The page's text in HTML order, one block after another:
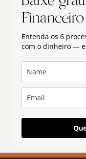
Financeiro
Entenda os 6
com o dinheiro —